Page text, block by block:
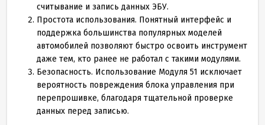
считывание и запись данных ЭБУ.
Простота использования. Понятный интерфейс и
поддержка большинства популярных моделей
автомобилей позволяют быстро освоить инструмент
даже тем, кто ранее не работал с такими модулями.
Безопасность. Использование Модуля 51 исключает
вероятность повреждения блока управления при
перепрошивке, благодаря тщательной проверке
данных перед записью.